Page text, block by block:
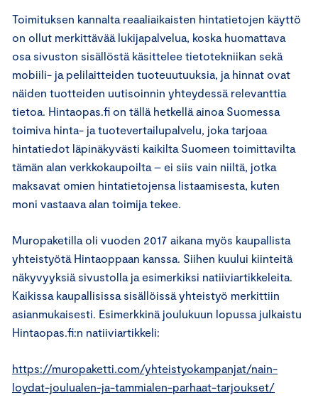
Toimituksen kannalta reaaliaikaisten hintatietojen käyttö
on ollut merkittävää lukijapalvelua, koska huomattava
osa sivuston sisällöstä käsittelee tietotekniikan sekä
mobiili- ja pelilaitteiden tuoteuutuuksia, ja hinnat ovat
näiden tuotteiden uutisoinnin yhteydessä relevanttia
tietoa. Hintaopas.fi on tällä hetkellä ainoa Suomessa
toimiva hinta- ja tuotevertailupalvelu, joka tarjoaa
hintatiedot läpinäkyvästi kaikilta Suomeen toimittavilta
tämän alan verkkokaupoilta – ei siis vain niiltä, jotka
maksavat omien hintatietojensa listaamisesta, kuten
moni vastaava alan toimija tekee.
Muropaketilla oli vuoden 2017 aikana myös kaupallista
yhteistyötä Hintaoppaan kanssa. Siihen kuului kiinteitä
näkyvyyksiä sivustolla ja esimerkiksi natiiviartikkeleita.
Kaikissa kaupallisissa sisällöissä yhteistyö merkittiin
asianmukaisesti. Esimerkkinä joulukuun lopussa julkaistu
Hintaopas.fi:n natiiviartikkeli:
https://muropaketti.com/yhteistyokampanjat/nain-
loydat-joulualen-ja-tammialen-parhaat-tarjoukset/